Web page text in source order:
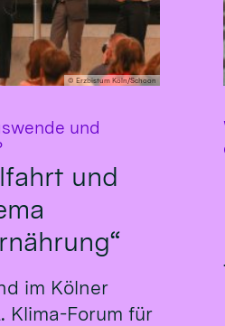
© Erzbistum Köln/Schoon
und
und
im Kölner
Klima-Forum für